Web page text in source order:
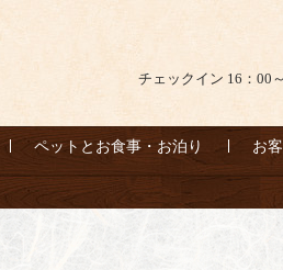
チェックイン 16：00
ペットとお食事・お泊り お